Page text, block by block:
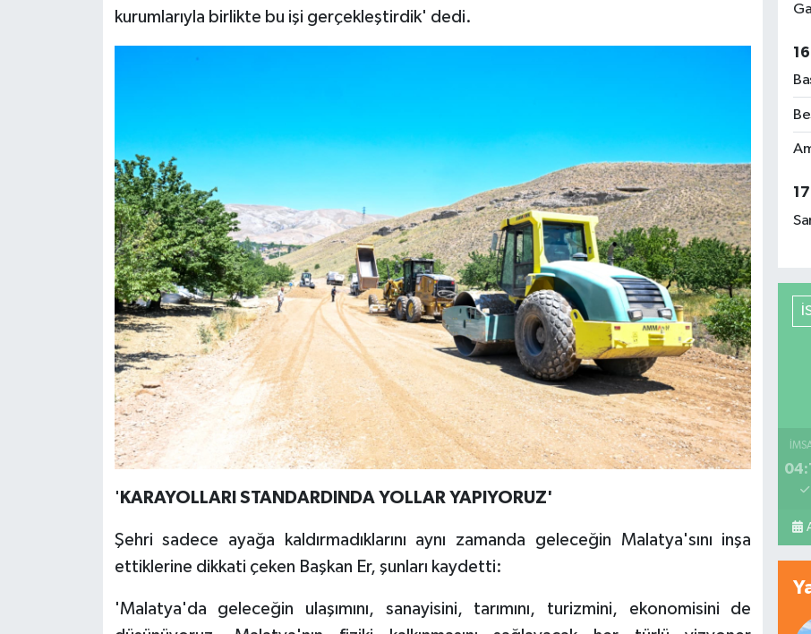
kurumlarıyla birlikte bu işi gerçekleştirdik' dedi.
' KARAYOLLARI STANDARDINDA YOLLAR YAPIYORUZ'
Şehri sadece ayağa kaldırmadıklarını aynı zamanda geleceğin Malatya'sını inşa
ettiklerine dikkati çeken Başkan Er, şunları kaydetti:
'Malatya'da geleceğin ulaşımını, sanayisini, tarımını, turizmini, ekonomisini de